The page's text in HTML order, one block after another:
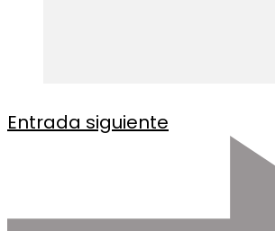
Entrada siguiente